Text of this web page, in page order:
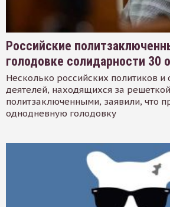
Российские
голодовке солидарности 30
Несколько российских политиков
деятелей, находящихся за
политзаключенными, заявили, что
однодневную голодовку